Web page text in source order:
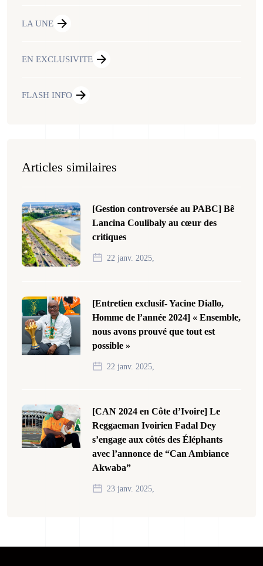
LA UNE
EN EXCLUSIVITE
FLASH INFO
Articles similaires
[Gestion controversée au PABC] Bê
Lancina Coulibaly au cœur des
critiques
22 janv. 2025,
[Entretien exclusif- Yacine Diallo,
Homme de l’année 2024] « Ensemble,
nous avons prouvé que tout est
possible »
22 janv. 2025,
[CAN 2024 en Côte d’Ivoire] Le
Reggaeman Ivoirien Fadal Dey
s’engage aux côtés des Éléphants
avec l’annonce de “Can Ambiance
Akwaba”
23 janv. 2025,